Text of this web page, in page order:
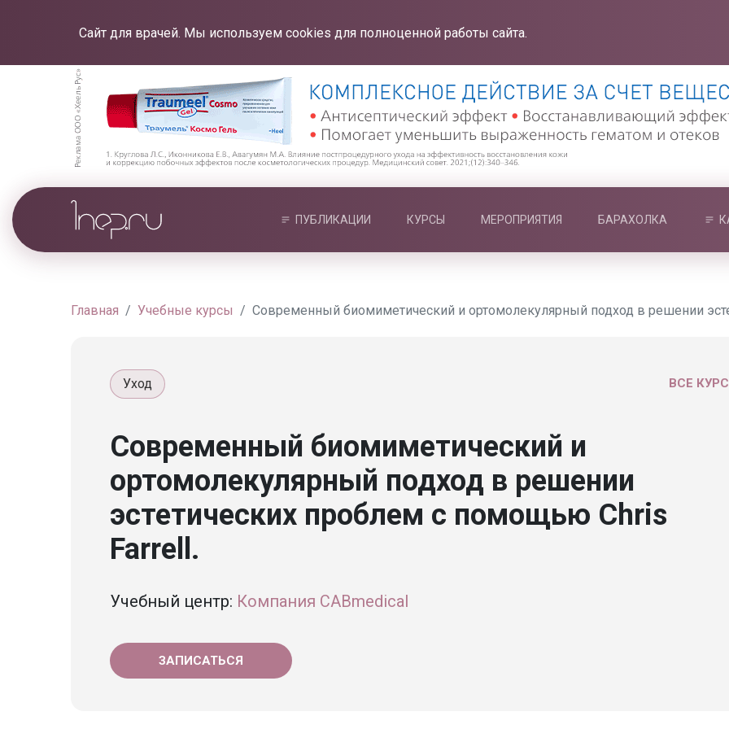
Сайт для врачей. Мы используем cookies для полноценной работы сайта.
ПУБЛИКАЦИИ КУРСЫ МЕРОПРИЯТИЯ БАРАХОЛКА
Главная Учебные курсы Современный биомиметический и ортомолекулярный подход в решении
ВСЕ
Уход
Современный биомиметический и
ортомолекулярный подход в решении
эстетических проблем с помощью Chris
Farrell.
Учебный центр: Компания CABmedical
ЗАПИСАТЬСЯ